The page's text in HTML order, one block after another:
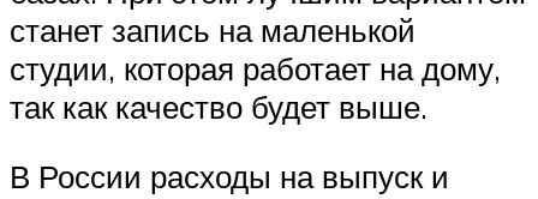
станет запись на маленькой
студии, которая работает на дому,
так как качество будет выше.
В России расходы на выпуск и